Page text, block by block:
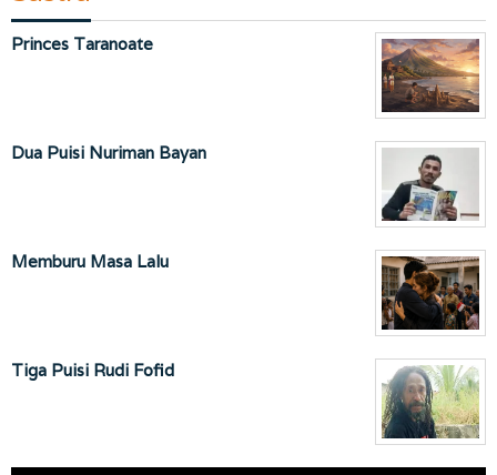
Princes Taranoate
Dua Puisi Nuriman Bayan
Memburu Masa Lalu
Tiga Puisi Rudi Fofid